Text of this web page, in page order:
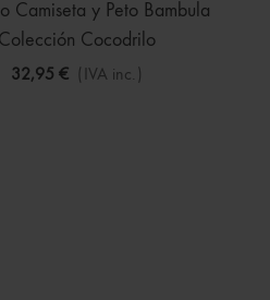
Camiseta y Peto Bambula
Colección Cocodrilo
32,95 € (IVA inc.)